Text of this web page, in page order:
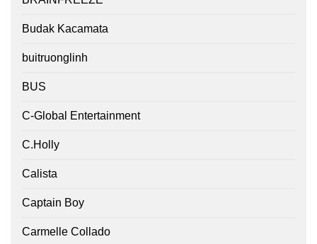
Budak Kacamata
buitruonglinh
BUS
C-Global Entertainment
C.Holly
Calista
Captain Boy
Carmelle Collado